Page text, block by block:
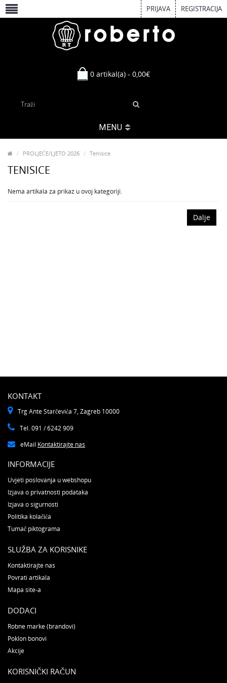
PRIJAVA REGISTRACIJA
0 artikal(a) - 0,00€
MENU
PROLJEĆE/LJETO 2026 Tenisice
TENISICE
Nema artikala za prikaz u ovoj kategoriji.
Dalje
KONTAKT
Trg Ante Starčevića 7, Zagreb 10000
Tel. 091 / 6242 909
eMail Kontaktirajte nas
INFORMACIJE
Uvjeti poslovanja u webshopu
Izjava o privatnosti podataka
Izjava o sigurnosti
Politika kolačića
Tumač piktograma
SLUŽBA ZA KORISNIKE
Kontaktirajte nas
Povrati artikala
Mapa site-a
DODACI
Robne marke (brandovi)
Poklon bonovi
Akcije
KORISNIČKI RAČUN